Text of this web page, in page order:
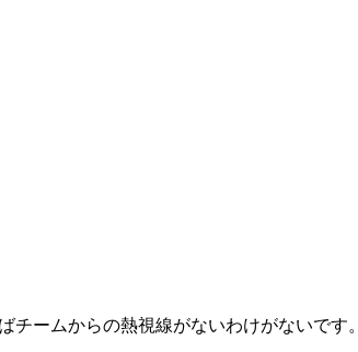
ームからの熱視線がないわけがないです。